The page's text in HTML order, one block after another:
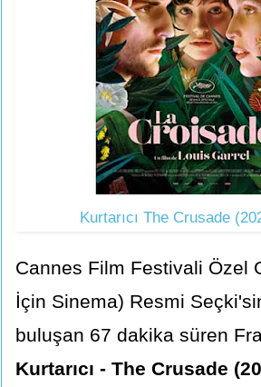
Kurtarıcı The Crusade
Cannes Film Festivali Özel
İçin Sinema) Resmi
buluşan 67 dakika süren
Kurtarıcı - The Crusade